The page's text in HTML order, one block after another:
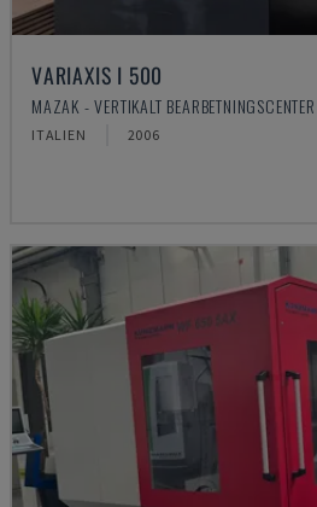
VARIAXIS I 500
MAZAK - VERTIKALT BEARBETNINGSCENTER
ITALIEN 2006